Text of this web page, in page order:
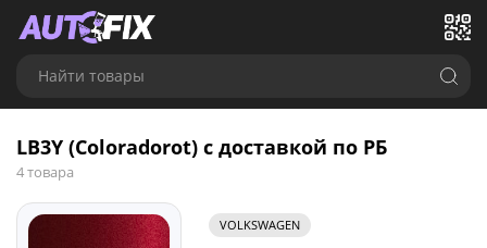
Найти товары
LB3Y (Coloradorot) с доставкой по РБ
4 товара
VOLKSWAGEN